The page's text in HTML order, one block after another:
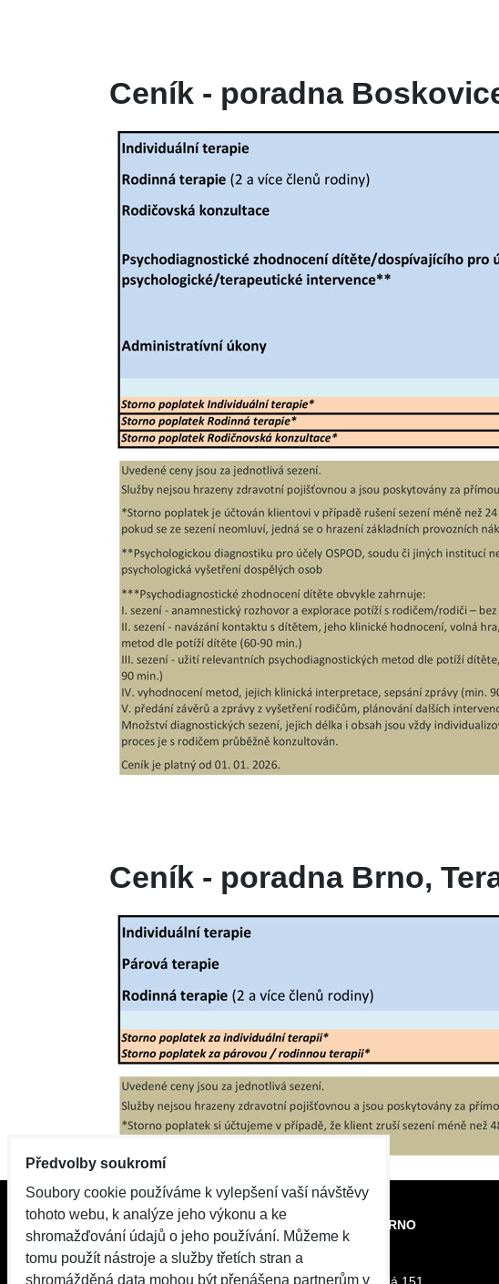
Ceník - poradna
Ceník - poradna Brno,
KONTAKT BOSKOVICE
Adresa
KONTAKT BRNO
Předvolby soukromí
Soubory cookie používáme k vylepšení vaší návštěvy
tohoto webu, k analýze jeho výkonu a ke
shromažďování údajů o jeho používání. Můžeme k
tomu použít nástroje a služby třetích stran a
shromážděná data mohou být přenášena partnerům v